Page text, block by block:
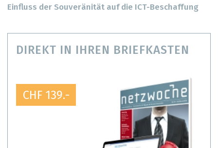
Einfluss der Souveränität auf die ICT-Beschaffung
DIREKT IN IHREN BRIEFKASTEN
CHF 139.-